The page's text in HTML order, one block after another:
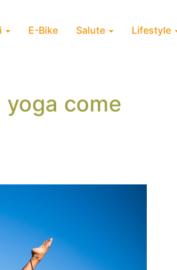
E-Bike Salute Lifestyle
come